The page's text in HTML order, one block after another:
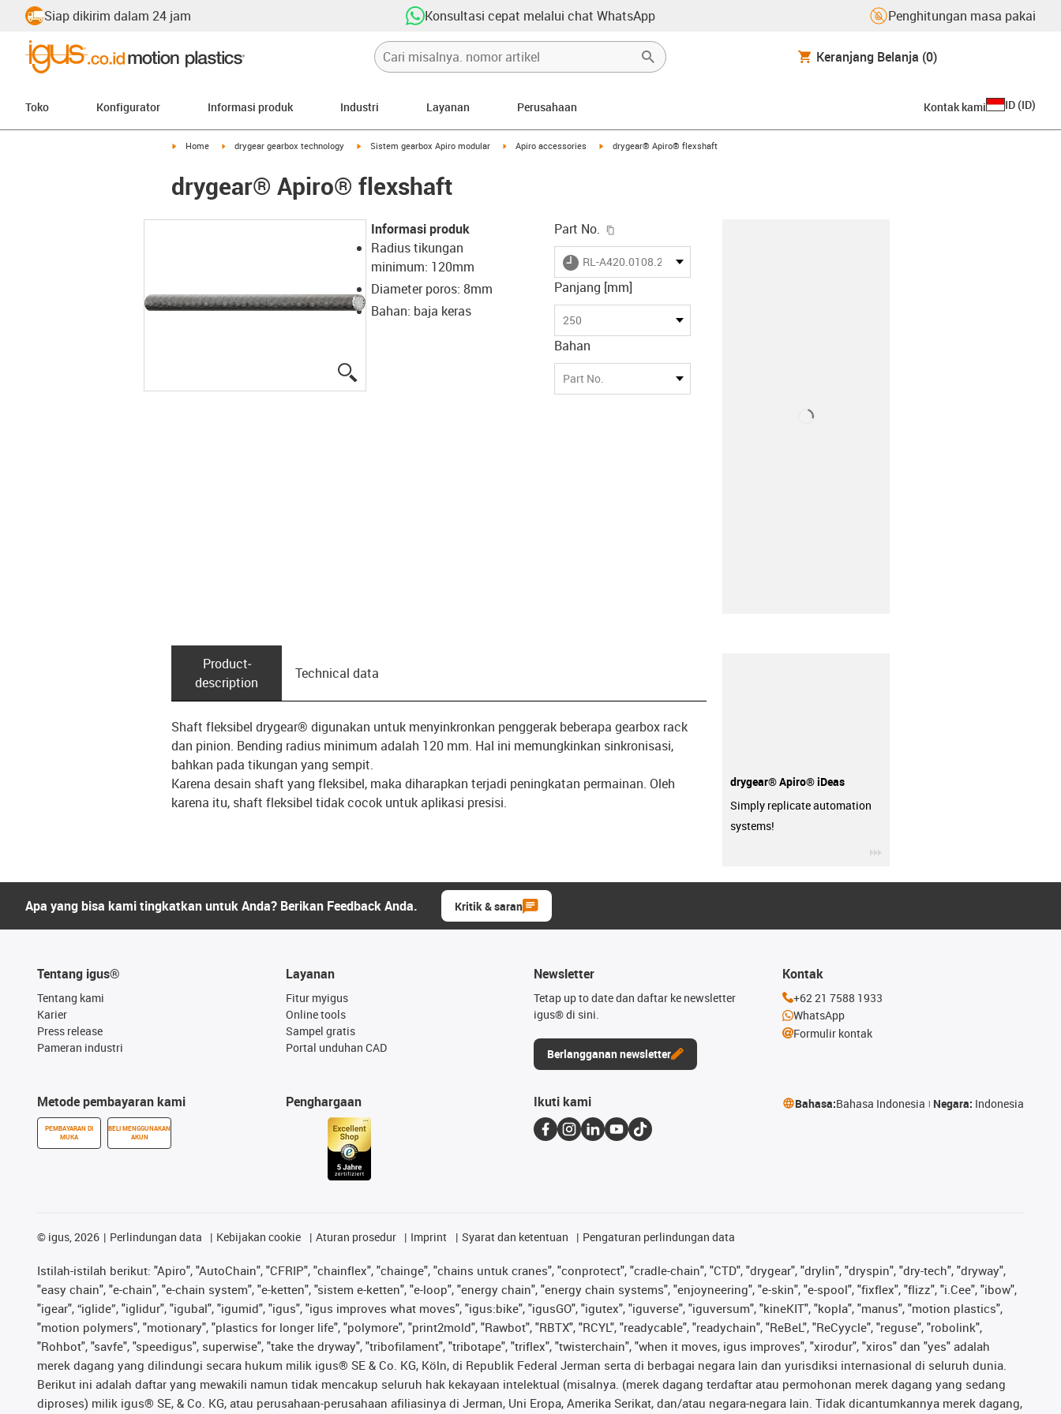
Siap dikirim dalam 24 jam Konsultasi cepat melalui chat WhatsApp Penghitungan masa pakai
Keranjang Belanja (0)
Toko Konfigurator Informasi produk Industri Layanan Perusahaan Kontak kami ID (ID)
igus-icon-arrow-right
Home igus-icon-arrow-right
drygear gearbox technology igus-icon-arrow-right
Sistem gearbox Apiro modular igus-icon-arrow-right
Apiro accessories igus-icon-arrow-right
drygear® Apiro® flexshaft
drygear® Apiro® flexshaft
Informasi produk
Radius tikungan
minimum: 120mm
Diameter poros: 8mm
Bahan: baja keras
Part No.
igus-icon-lieferzeit
RL-A420.0108.250
Panjang [mm]
250
Bahan
Part No.
Product­
description
Technical data
Shaft fleksibel drygear® digunakan untuk menyinkronkan penggerak beberapa gearbox rack
dan pinion. Bending radius minimum adalah 120 mm. Hal ini memungkinkan sinkronisasi,
bahkan pada tikungan yang sempit.
Karena desain shaft yang fleksibel, maka diharapkan terjadi peningkatan permainan. Oleh
karena itu, shaft fleksibel tidak cocok untuk aplikasi presisi.
drygear® Apiro® iDeas
Simply replicate automation
systems!
Apa yang bisa kami tingkatkan untuk Anda? Berikan Feedback Anda. Kritik & saran
Tentang igus®
Tentang kami
Karier
Press release
Pameran industri
Metode pembayaran kami
PEMBAYARAN DI
MUKA
BELI MENGGUNAKAN
AKUN
Layanan
Fitur myigus
Online tools
Sampel gratis
Portal unduhan CAD
Penghargaan
Newsletter
Tetap up to date dan daftar ke newsletter
igus® di sini.
Berlangganan newsletter
Kontak
+62 21 7588 1933
WhatsApp
Formulir kontak
Ikuti kami Bahasa:Bahasa Indonesia Negara: Indonesia
© igus, 2026 Perlindungan data Kebijakan cookie Aturan prosedur Imprint Syarat dan ketentuan Pengaturan perlindungan data
Istilah-istilah berikut: "Apiro", "AutoChain", "CFRIP", "chainflex", "chainge", "chains untuk cranes", "conprotect", "cradle-chain", "CTD", "drygear", "drylin", "dryspin", "dry-tech", "dryway",
"easy chain", "e-chain", "e-chain system", "e-ketten", "sistem e-ketten", "e-loop", "energy chain", "energy chain systems", "enjoyneering", "e-skin", "e-spool", "fixflex", "flizz", "i.Cee", "ibow",
"igear", “iglide”, "iglidur", "igubal", "igumid", "igus", "igus improves what moves", "igus:bike", "igusGO", "igutex", "iguverse", "iguversum", "kineKIT", "kopla", "manus", "motion plastics",
"motion polymers", "motionary", "plastics for longer life", "polymore", "print2mold", "Rawbot", "RBTX", "RCYL", "readycable", "readychain", "ReBeL", "ReCyycle", "reguse", "robolink",
"Rohbot", "savfe", "speedigus", superwise", "take the dryway", "tribofilament", "tribotape", "triflex", "twisterchain", "when it moves, igus improves", "xirodur", "xiros" dan "yes" adalah
merek dagang yang dilindungi secara hukum milik igus® SE & Co. KG, Köln, di Republik Federal Jerman serta di berbagai negara lain dan yurisdiksi internasional di seluruh dunia.
Berikut ini adalah daftar yang mewakili namun tidak mencakup seluruh hak kekayaan intelektual (misalnya. (merek dagang terdaftar atau permohonan merek dagang yang sedang
diproses) milik igus® SE, & Co. KG, atau perusahaan-perusahaan afiliasinya di Jerman, Uni Eropa, Amerika Serikat, dan/atau negara-negara lain. Tidak dicantumkannya merek dagang,